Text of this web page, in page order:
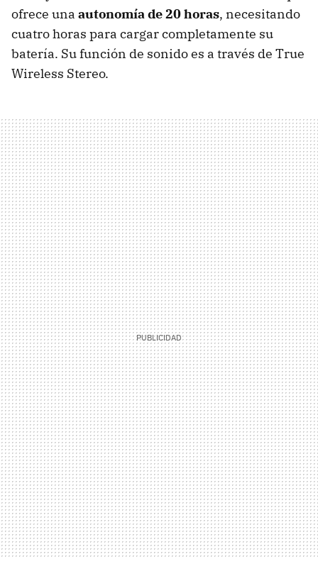
ofrece una autonomía de 20 horas, necesitando
cuatro horas para cargar completamente su
batería. Su función de sonido es a través de True
Wireless Stereo.